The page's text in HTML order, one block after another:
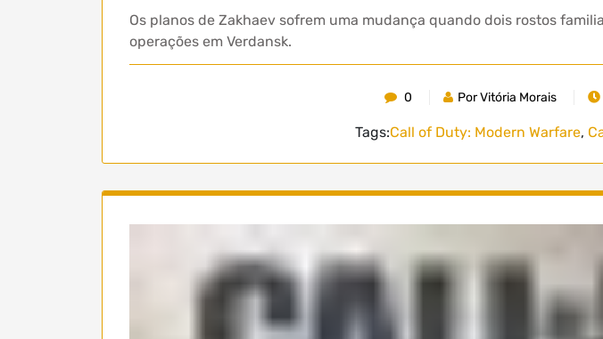
Os planos de Zakhaev sofrem uma mudança quando dois rostos
operações em Verdansk.
0 Por Vitória Morais
Tags:Call of Duty: Modern Warfare,